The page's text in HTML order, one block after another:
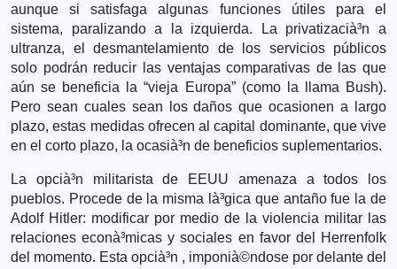
aunque si satisfaga algunas funciones útiles para el
sistema, paralizando a la izquierda. La privatizacià³n a
ultranza, el desmantelamiento de los servicios públicos
solo podrán reducir las ventajas comparativas de las que
aún se beneficia la “vieja Europa” (como la llama Bush).
Pero sean cuales sean los daños que ocasionen a largo
plazo, estas medidas ofrecen al capital dominante, que vive
en el corto plazo, la ocasià³n de beneficios suplementarios.
La opcià³n militarista de EEUU amenaza a todos los
pueblos. Procede de la misma là³gica que antaño fue la de
Adolf Hitler: modificar por medio de la violencia militar las
relaciones econà³micas y sociales en favor del Herrenfolk
del momento. Esta opcià³n , imponià©ndose por delante del